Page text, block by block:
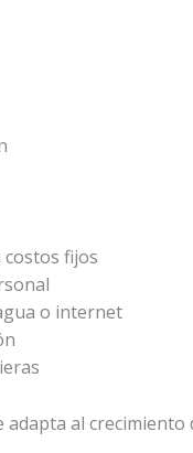
costos fijos
o internet
adapta al crecimiento